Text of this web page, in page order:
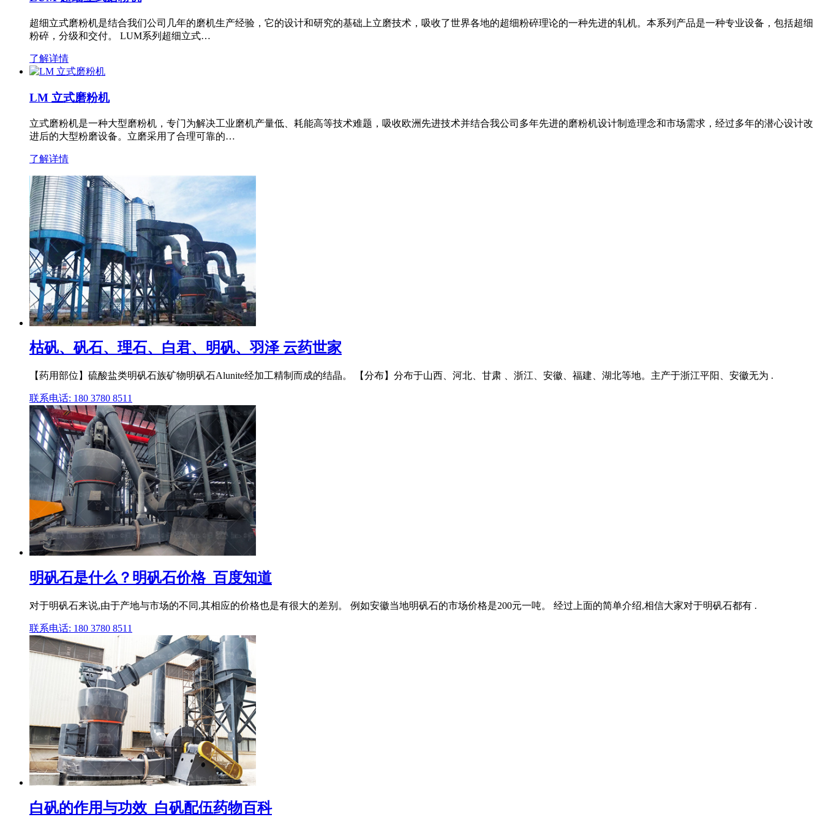
超细立式磨粉机是结合我们公司几年的磨机生产经验，它的设计和研究的基础上立磨技术，吸收了世界各地的超细粉碎理论的一种先进的轧机。本系列产品是一种专业设备，包括超细
粉碎，分级和交付。 LUM系列超细立式…
了解详情
LM 立式磨粉机
立式磨粉机是一种大型磨粉机，专门为解决工业磨机产量低、耗能高等技术难题，吸收欧洲先进技术并结合我公司多年先进的磨粉机设计制造理念和市场需求，经过多年的潜心设计改
进后的大型粉磨设备。立磨采用了合理可靠的…
了解详情
枯矾、矾石、理石、白君、明矾、羽泽 云药世家
【药用部位】硫酸盐类明矾石族矿物明矾石Alunite经加工精制而成的结晶。 【分布】分布于山西、河北、甘肃 、浙江、安徽、福建、湖北等地。主产于浙江平阳、安徽无为 .
联系电话: 180 3780 8511
明矾石是什么？明矾石价格_百度知道
对于明矾石来说,由于产地与市场的不同,其相应的价格也是有很大的差别。 例如安徽当地明矾石的市场价格是200元一吨。 经过上面的简单介绍,相信大家对于明矾石都有 .
联系电话: 180 3780 8511
白矾的作用与功效_白矾配伍药物百科